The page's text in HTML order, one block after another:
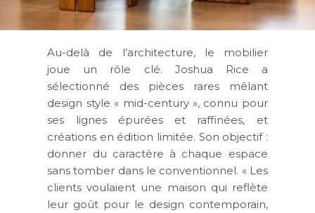
Au-delà de l’architecture, le mobilier
joue un rôle clé. Joshua Rice a
sélectionné des pièces rares mêlant
design style « mid-century », connu pour
ses lignes épurées et raffinées, et
créations en édition limitée. Son objectif :
donner du caractère à chaque espace
sans tomber dans le conventionnel. « Les
clients voulaient une maison qui reflète
leur goût pour le design contemporain,